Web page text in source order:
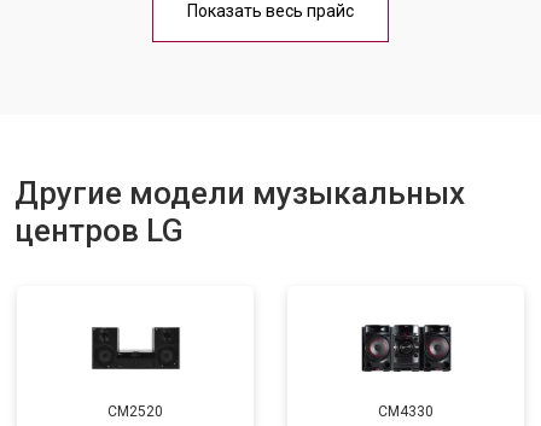
Показать весь прайс
Другие модели музыкальных
центров LG
CM2520 CM4330